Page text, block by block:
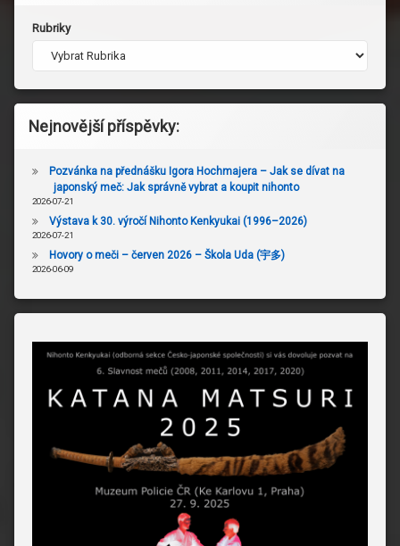
Rubriky
Nejnovější příspěvky:
Pozvánka na přednášku Igora Hochmajera – Jak se dívat na
japonský meč: Jak správně vybrat a koupit nihonto
2026-07-21
Výstava k 30. výročí Nihonto Kenkyukai (1996–2026)
2026-07-21
Hovory o meči – červen 2026 – Škola Uda (宇多)
2026-06-09